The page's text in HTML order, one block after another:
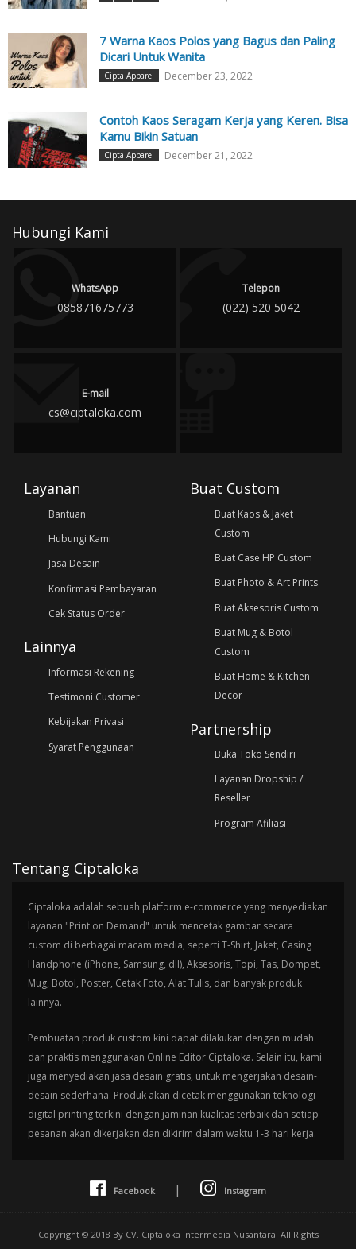
7 Warna Kaos Polos yang Bagus dan Paling
Dicari Untuk Wanita
Cipta Apparel December 23, 2022
Contoh Kaos Seragam Kerja yang Keren. Bisa
Kamu Bikin Satuan
Cipta Apparel December 21, 2022
Hubungi Kami
WhatsApp
085871675773
Telepon
(022) 520 5042
E-mail
cs@ciptaloka.com
Layanan
Bantuan
Hubungi Kami
Jasa Desain
Konfirmasi Pembayaran
Cek Status Order
Lainnya
Informasi Rekening
Testimoni Customer
Kebijakan Privasi
Syarat Penggunaan
Buat Custom
Buat Kaos & Jaket
Custom
Buat Case HP Custom
Buat Photo & Art Prints
Buat Aksesoris Custom
Buat Mug & Botol
Custom
Buat Home & Kitchen
Decor
Partnership
Buka Toko Sendiri
Layanan Dropship /
Reseller
Program Afiliasi
Tentang Ciptaloka
Ciptaloka adalah sebuah platform e-commerce yang menyediakan
layanan "Print on Demand" untuk mencetak gambar secara
custom di berbagai macam media, seperti T-Shirt, Jaket, Casing
Handphone (iPhone, Samsung, dll), Aksesoris, Topi, Tas, Dompet,
Mug, Botol, Poster, Cetak Foto, Alat Tulis, dan banyak produk
lainnya.
Pembuatan produk custom kini dapat dilakukan dengan mudah
dan praktis menggunakan Online Editor Ciptaloka. Selain itu, kami
juga menyediakan jasa desain gratis, untuk mengerjakan desain-
desain sederhana. Produk akan dicetak menggunakan teknologi
digital printing terkini dengan jaminan kualitas terbaik dan setiap
pesanan akan dikerjakan dan dikirim dalam waktu 1-3 hari kerja.
Facebook | Instagram
Copyright © 2018 By CV. Ciptaloka Intermedia Nusantara. All Rights